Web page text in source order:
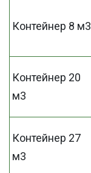
Контейнер 8 м3
Контейнер 20
м3
Контейнер 27
м3